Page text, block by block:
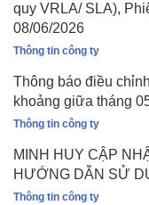
quy VRLA/ SLA),
08/06/2026
Thông tin công ty
Thông báo điều
khoảng giữa tháng
Thông tin công ty
MINH HUY CẬP
HƯỚNG DẪN SỬ
Thông tin công ty